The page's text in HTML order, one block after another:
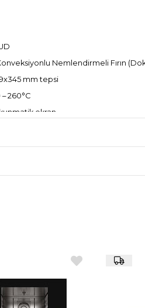
Nemlendirmeli Fırın
mm tepsi
– 260°C
ekran
fan
x 702 x 589
V AC 50/60 Hz
sistemi ile daha kaliteli pişirme
için güçlü fan motoru